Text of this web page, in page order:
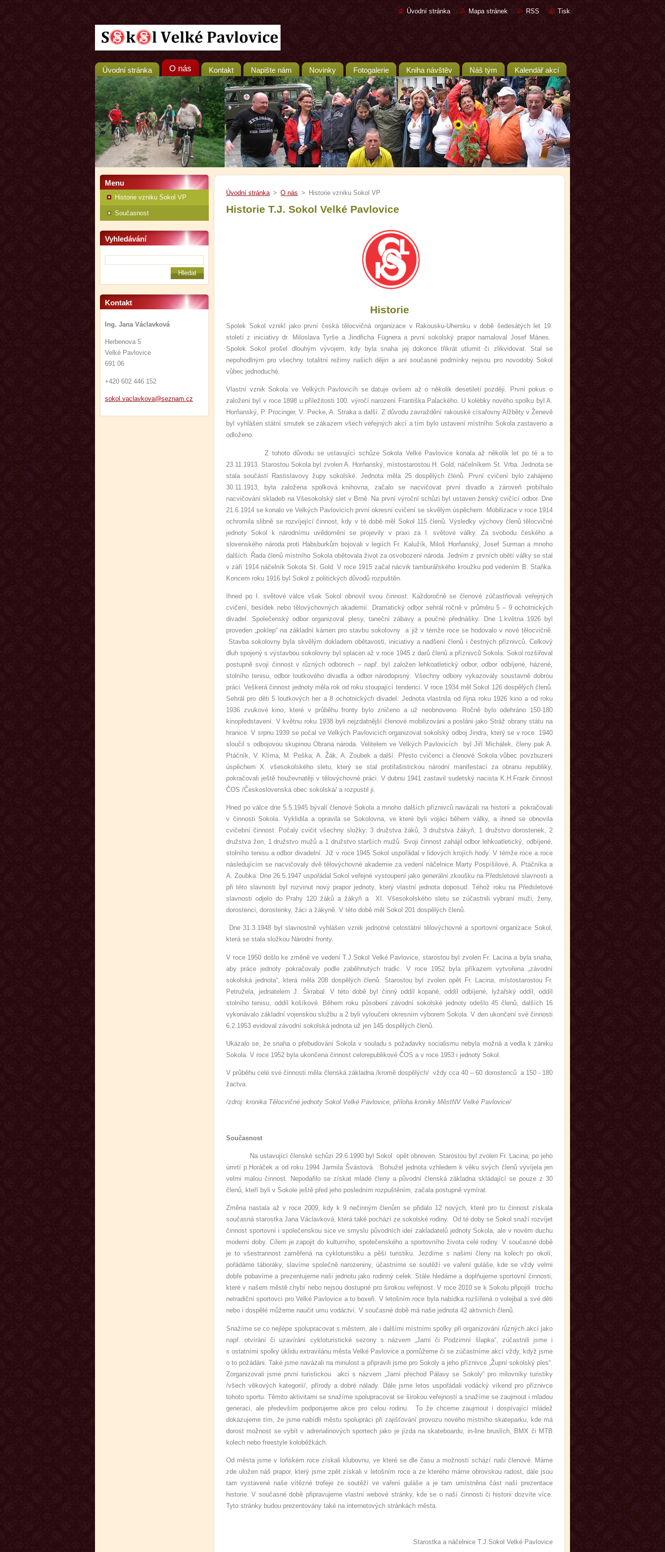
Úvodní stránka Mapa stránek RSS Tisk
Úvodní stránka O nás Kontakt Napište nám Novinky Fotogalerie Kniha návštěv Náš tým Kalendář akcí
Menu
Historie vzniku Sokol VP
Současnost
Vyhledávání
Kontakt
Ing. Jana Václavková
Herbenova 5
Velké Pavlovice
691 06
+420 602 446 152
sokol.vaclavkova@seznam. cz
Úvodní stránka > O nás > Historie vzniku Sokol VP
Historie T.J. Sokol Velké Pavlovice
Historie
Spolek Sokol vznikl jako první česká tělocvičná organizace v Rakousku-Uhersku v době šedesátých let 19.
století z iniciativy dr. Miloslava Tyrše a Jindřicha Fügnera a první sokolský prapor namaloval Josef Mánes.
Spolek Sokol prošel dlouhým vývojem, kdy byla snaha jej dokonce třikrát utlumit či zlikvidovat. Stal se
nepohodlným pro všechny totalitní režimy našich dějin a ani současné podmínky nejsou pro novodobý Sokol
vůbec jednoduché.
Vlastní vznik Sokola ve Velkých Pavlovicíh se datuje ovšem až o několik desetiletí později. První pokus o
založení byl v roce 1898 u příležitosti 100. výročí narození Františka Palackého. U kolébky nového spolku byl A.
Horňanský, P. Procinger, V. Pecke, A. Straka a další. Z důvodu zavraždění rakouské císařovny Alžběty v Ženevě
byl vyhlášen státní smutek se zákazem všech veřejných akcí a tím bylo ustavení místního Sokola zastaveno a
odloženo.
Z tohoto důvodu se ustavující schůze Sokola Velké Pavlovice konala až několik let po té a to
23.11.1913. Starostou Sokola byl zvolen A. Horňanský, místostarostou H. Gold, náčelníkem St. Vrba. Jednota se
stala součástí Rastislavovy župy sokolské. Jednota měla 25 dospělých členů. První cvičení bylo zahájeno
30.11.1913, byla založena spolková knihovna, začalo se nacvičovat první divadlo a zároveň probíhalo
nacvičování skladeb na Všesokolský slet v Brně. Na první výroční schůzi byl ustaven ženský cvičící odbor. Dne
21.6.1914 se konalo ve Velkých Pavlovicích první okresní cvičení se skvělým úspěchem. Mobilizace v roce 1914
ochromila slibně se rozvíjející činnost, kdy v té době měl Sokol 115 členů. Výsledky výchovy členů tělocvičné
jednoty Sokol k národnímu uvědomění se projevily v praxi za I. světové války. Za svobodu českého a
slovenského národa proti Habsburkům bojovali v legiích Fr. Kalužík, Miloš Horňanský, Josef Surman a mnoho
dalších. Řada členů místního Sokola obětovala život za osvobození národa. Jedním z prvních obětí války se stal
v září 1914 náčelník Sokola St. Gold. V roce 1915 začal nácvik tamburářského kroužku pod vedením B. Staňka.
Koncem roku 1916 byl Sokol z politických důvodů rozpuštěn.
Ihned po I. světové válce však Sokol obnovil svou činnost. Každoročně se členové zúčastňovali veřejných
cvičení, besídek nebo tělovýchovných akademií. Dramatický odbor sehrál ročně v průměru 5 – 9 ochotnických
divadel. Společenský odbor organizoval plesy, taneční zábavy a poučné přednášky. Dne 1.května 1926 byl
proveden „poklep“ na základní kámen pro stavbu sokolovny a již v témže roce se hodovalo v nové tělocvičně.
Stavba sokolovny byla skvělým dokladem obětavosti, iniciativy a nadšení členů i čestných příznivců. Celkový
dluh spojený s výstavbou sokolovny byl splacen až v roce 1945 z darů členů a příznivců Sokola. Sokol rozšiřoval
postupně svoji činnost v různých odborech – např. byl založen lehkoatletický odbor, odbor odbíjené, házené,
stolního tenisu, odbor loutkového divadla a odbor národopisný. Všechny odbory vykazovaly soustavně dobrou
práci. Veškerá činnost jednoty měla rok od roku stoupající tendenci. V roce 1934 měl Sokol 126 dospělých členů.
Sehrál pro děti 5 loutkových her a 8 ochotnických divadel. Jednota vlastnila od října roku 1926 kino a od roku
1936 zvukové kino, které v průběhu fronty bylo zničeno a už neobnoveno. Ročně bylo odehráno 150-180
kinopředstavení. V květnu roku 1938 byli nejzdatnější členové mobilizováni a posláni jako Stráž obrany státu na
hranice. V srpnu 1939 se počal ve Velkých Pavlovicích organizovat sokolský odboj Jindra, který se v roce 1940
sloučil s odbojovou skupinou Obrana národa. Velitelem ve Velkých Pavlovicích byl Jiří Michálek, členy pak A.
Ptáčník, V. Klíma, M. Peška, A. Žák, A. Zoubek a další. Přesto cvičenci a členové Sokola vůbec povzbuzeni
úspěchem X. všesokolského sletu, který se stal protifašistickou národní manifestací za obranu republiky,
pokračovali ještě houževnatěji v tělovýchovné práci. V dubnu 1941 zastavil sudetský nacista K.H.Frank činnost
ČOS /Československá obec sokolská/ a rozpustil ji.
Hned po válce dne 5.5.1945 bývalí členové Sokola a mnoho dalších příznivců navázali na historii a pokračovali
v činnosti Sokola. Vyklidila a opravila se Sokolovna, ve které byli vojáci během války, a ihned se obnovila
cvičební činnost. Počaly cvičit všechny složky: 3 družstva žáků, 3 družstva žákyň, 1 družstvo dorostenek, 2
družstva žen, 1 družstvo mužů a 1 družstvo starších mužů. Svoji činnost zahájil odbor lehkoatletický, odbíjené,
stolního tenisu a odbor divadelní. Již v roce 1945 Sokol uspořádal v lidových krojích hody. V témže roce a roce
následujícím se nacvičovaly dvě tělovýchovné akademie za vedení náčelnice Marty Pospíšilové, A. Ptáčníka a
A. Zoubka. Dne 26.5.1947 uspořádal Sokol veřejné vystoupení jako generální zkoušku na Předsletové slavnosti a
při této slavnosti byl rozvinut nový prapor jednoty, který vlastní jednota doposud. Téhož roku na Předsletové
slavnosti odjelo do Prahy 120 žáků a žákyň a XI. Všesokolského sletu se zúčastnili vybraní muži, ženy,
dorostenci, dorostenky, žáci a žákyně. V této době měl Sokol 201 dospělých členů.
Dne 31.3.1948 byl slavnostně vyhlášen vznik jednotné celostátní tělovýchovné a sportovní organizace Sokol,
která se stala složkou Národní fronty.
V roce 1950 došlo ke změně ve vedení T.J.Sokol Velké Pavlovice, starostou byl zvolen Fr. Lacina a byla snaha,
aby práce jednoty pokračovaly podle zaběhnutých tradic. V roce 1952 byla příkazem vytvořena „závodní
sokolská jednota“, která měla 208 dospělých členů. Starostou byl zvolen opět Fr. Lacina, místostarostou Fr.
Petružela, jednatelem J. Škrabal. V této době byl činný oddíl kopané, oddíl odbíjené, lyžařský oddíl, oddíl
stolního tenisu, oddíl košíkové. Během roku působení závodní sokolské jednoty odešlo 45 členů, dalších 16
vykonávalo základní vojenskou službu a 2 byli vyloučeni okresním výborem Sokola. V den ukončení své činnosti
6.2.1953 evidoval závodní sokolská jednota už jen 145 dospělých členů.
Ukázalo se, že snaha o přebudování Sokola v souladu s požadavky socialismu nebyla možná a vedla k zániku
Sokola. V roce 1952 byla ukončena činnost celorepublikové ČOS a v roce 1953 i jednoty Sokol.
V průběhu celé své činnosti měla členská základna /kromě dospělých/ vždy cca 40 – 60 dorostenců a 150 - 180
žactva.
/zdroj: kronika Tělocvičné jednoty Sokol Velké Pavlovice, příloha kroniky MěstNV Velké Pavlovice/
Současnost
Na ustavující členské schůzi 29.6.1990 byl Sokol opět obnoven. Starostou byl zvolen Fr. Lacina, po jeho
úmrtí p.Horáček a od roku 1994 Jarmila Švástová. Bohužel jednota vzhledem k věku svých členů vyvíjela jen
velmi malou činnost. Nepodařilo se získat mladé členy a původní členská základna skládající se pouze z 30
členů, kteří byli v Sokole ještě před jeho posledním rozpuštěním, začala postupně vymírat.
Změna nastala až v roce 2009, kdy k 9 nečinným členům se přidalo 12 nových, které pro tu činnost získala
současná starostka Jana Václavková, která také pochází ze sokolské rodiny. Od té doby se Sokol snaží rozvíjet
činnost sportovní i společenskou sice ve smyslu původních ideí zakladatelů jednoty Sokola, ale v novém duchu
moderní doby. Cílem je zapojit do kulturního, společenského a sportovního života celé rodiny. V současné době
je to všestrannost zaměřená na cykloturistiku a pěší turistiku. Jezdíme s našimi členy na kolech po okolí,
pořádáme táboráky, slavíme společně narozeniny, účastníme se soutěží ve vaření guláše, kde se vždy velmi
dobře pobavíme a prezentujeme naši jednotu jako rodinný celek. Stále hledáme a doplňujeme sportovní činnosti,
které v našem městě chybí nebo nejsou dostupné pro širokou veřejnost. V roce 2010 se k Sokolu připojili trochu
netradiční sportovci pro Velké Pavlovice a to boxeři. V letošním roce byla nabídka rozšířená o volejbal a své děti
nebo i dospělé můžeme naučit umu vodáctví. V současné době má naše jednota 42 aktivních členů.
Snažíme se co nejlépe spolupracovat s městem, ale i dalšími místními spolky při organizování různých akcí jako
např. otvírání či uzavírání cykloturistické sezony s názvem „Jarní či Podzimní šlapka“, zúčastnili jsme i
s ostatními spolky úklidu extravilánu města Velké Pavlovice a pomůžeme či se zúčastníme akcí vždy, když jsme
o to požádáni. Také jsme navázali na minulost a připravili jsme pro Sokoly a jeho příznivce „Župní sokolský ples“.
Zorganizovali jsme první turistickou akci s názvem „Jarní přechod Pálavy se Sokoly“ pro milovníky turistiky
/všech věkových kategorií/, přírody a dobré nálady. Dále jsme letos uspořádali vodácký víkend pro příznivce
tohoto sportu. Těmito aktivitami se snažíme spolupracovat se širokou veřejností a snažíme se zaujmout i mladou
generaci, ale především podporujeme akce pro celou rodinu. To že chceme zaujmout i dospívající mládež
dokazujeme tím, že jsme nabídli městu spolupráci při zajišťování provozu nového místního skateparku, kde má
dorost možnost se vybít v adrenalinových sportech jako je jízda na skateboardu, in-line bruslích, BMX či MTB
kolech nebo freestyle koloběžkách.
Od města jsme v loňském roce získali klubovnu, ve které se dle času a možností schází naši členové. Máme
zde uložen náš prapor, který jsme zpět získali v letošním roce a ze kterého máme obrovskou radost, dále jsou
tam vystavené naše vítězné trofeje ze soutěží ve vaření guláše a je tam umístněna část naší prezentace
historie. V současné době připravujeme vlastní webové stránky, kde se o naší činnosti či historii dozvíte více.
Tyto stránky budou prezentovány také na internetových stránkách města.
Starostka a náčelnice T.J.Sokol Velké Pavlovice